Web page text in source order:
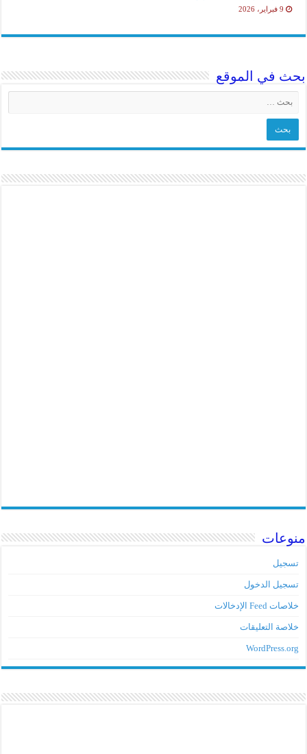
9 فبراير، 2026
في الموقع
تسجيل
تسجيل الدخول
خلاصات Feed الإدخالات
خلاصة التعليقات
WordPress.org